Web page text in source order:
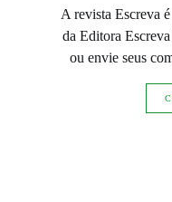
A revista Escreva
da Editora
ou envie seus